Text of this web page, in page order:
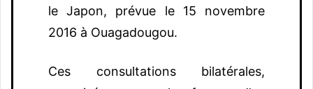
le Japon, prévue le 15 novembre
2016 à Ouagadougou.
Ces consultations bilatérales,